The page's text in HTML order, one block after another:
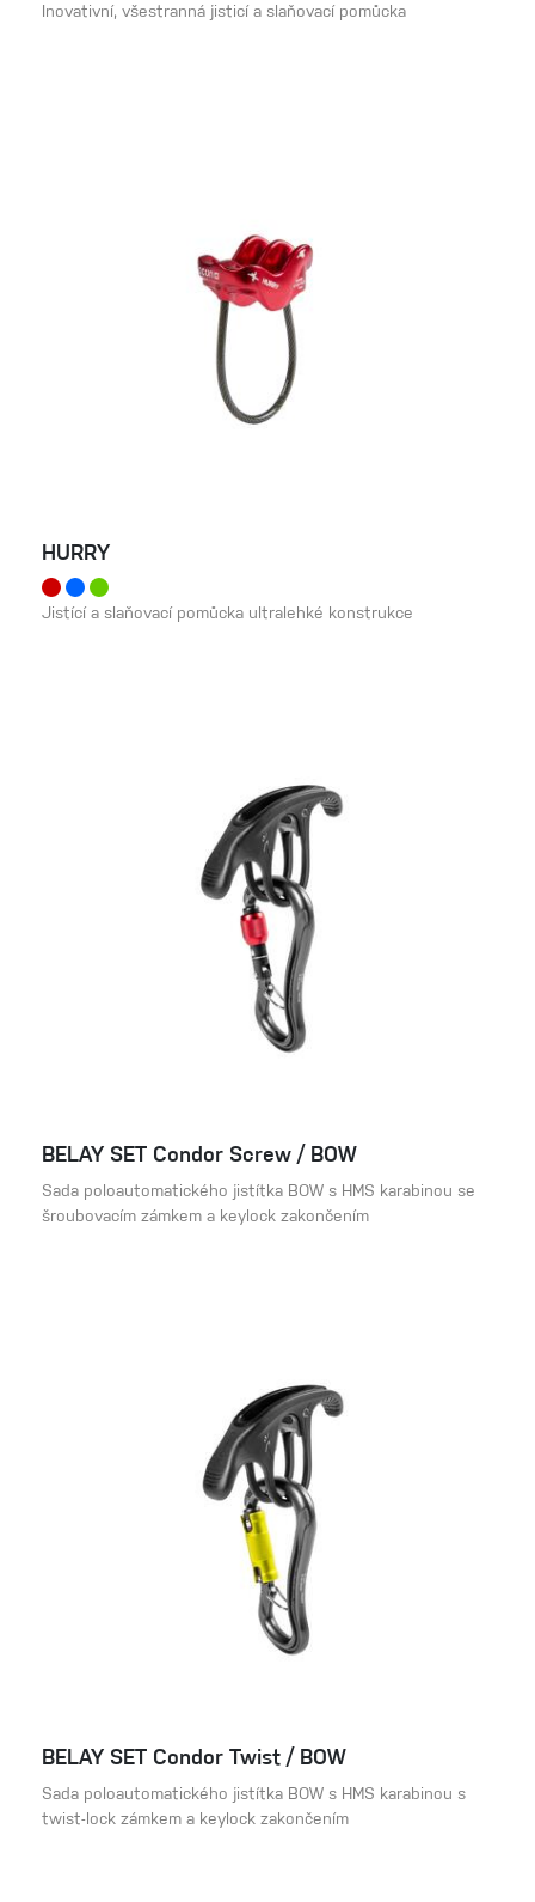
Inovativní, všestranná jisticí a slaňovací pomůcka
HURRY
Jistící a slaňovací pomůcka ultralehké konstrukce
BELAY SET Condor Screw / BOW
Sada poloautomatického jistítka BOW s HMS karabinou se
šroubovacím zámkem a keylock zakončením
BELAY SET Condor Twist / BOW
Sada poloautomatického jistítka BOW s HMS karabinou s
twist-lock zámkem a keylock zakončením